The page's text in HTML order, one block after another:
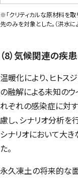
※「クリティカルな原材料を取
先のみを対象とした。（洪水
（8）気候関連の疾
温暖化により、ヒト
の融解による未知のウ
れぞれの感染症に対
慮し、シナリオ分析を
シナリオにおいて大
た。
永久凍土の将来的な